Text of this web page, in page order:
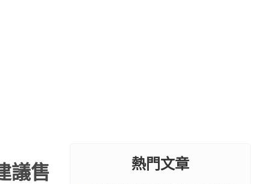
議售 熱門文章